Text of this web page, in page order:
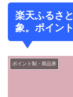
楽天ふるさ
象。ポイン
ポイント制・商品券